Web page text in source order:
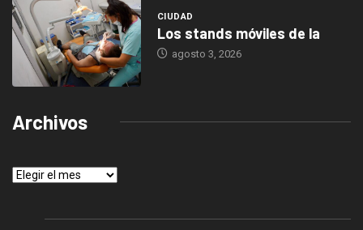
CIUDAD
Los stands móviles de la
agosto 3, 2026
Archivos
Archivos